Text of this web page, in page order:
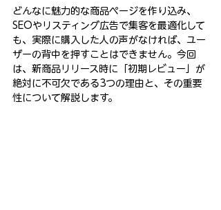
どんなに魅力的な商品ページを作り込み、
SEOやリスティング広告で集客を最適化して
も、実際に購入した人の声がなければ、ユー
ザーの背中を押すことはできません。今回
は、新商品リリース時に「初期レビュー」が
絶対に不可欠である3つの理由と、その重要
性について解説します。